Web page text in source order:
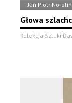
Jan Piotr
Głowa
Kolekcja Sztuki